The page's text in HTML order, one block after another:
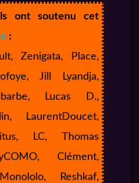
ont soutenu cet
:
Zenigata, Place,
Jill Lyandja,
Lucas D.,
LaurentDoucet,
LC, Thomas
Clément,
Reshkaf,